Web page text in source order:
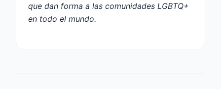
que dan forma a las comunidades LGBTQ+
en todo el mundo.